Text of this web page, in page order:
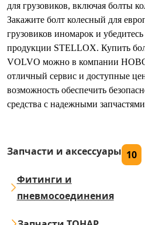
для грузовиков, включая болты
Закажите болт колесный для
грузовиков иномарок и
продукции STELLOX. Купить
VOLVO можно в компании
отличный сервис и доступные
возможность обеспечить
средства с надежными
Запчасти и аксессуары 10
Фитинги и
пневмосоединения